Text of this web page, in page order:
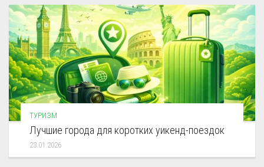
ТУРИЗМ
Лучшие города для коротких уикенд-поездок
23.01.2026